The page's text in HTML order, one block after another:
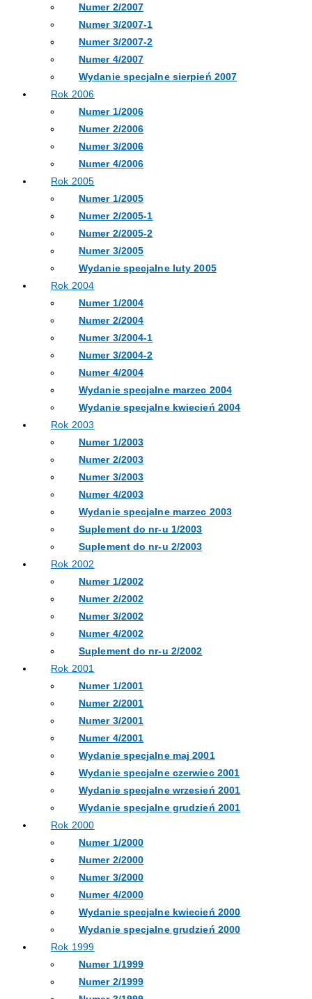
Numer 2/2007
Numer 3/2007-1
Numer 3/2007-2
Numer 4/2007
Wydanie specjalne sierpień 2007
Rok 2006
Numer 1/2006
Numer 2/2006
Numer 3/2006
Numer 4/2006
Rok 2005
Numer 1/2005
Numer 2/2005-1
Numer 2/2005-2
Numer 3/2005
Wydanie specjalne luty 2005
Rok 2004
Numer 1/2004
Numer 2/2004
Numer 3/2004-1
Numer 3/2004-2
Numer 4/2004
Wydanie specjalne marzec 2004
Wydanie specjalne kwiecień 2004
Rok 2003
Numer 1/2003
Numer 2/2003
Numer 3/2003
Numer 4/2003
Wydanie specjalne marzec 2003
Suplement do nr-u 1/2003
Suplement do nr-u 2/2003
Rok 2002
Numer 1/2002
Numer 2/2002
Numer 3/2002
Numer 4/2002
Suplement do nr-u 2/2002
Rok 2001
Numer 1/2001
Numer 2/2001
Numer 3/2001
Numer 4/2001
Wydanie specjalne maj 2001
Wydanie specjalne czerwiec 2001
Wydanie specjalne wrzesień 2001
Wydanie specjalne grudzień 2001
Rok 2000
Numer 1/2000
Numer 2/2000
Numer 3/2000
Numer 4/2000
Wydanie specjalne kwiecień 2000
Wydanie specjalne grudzień 2000
Rok 1999
Numer 1/1999
Numer 2/1999